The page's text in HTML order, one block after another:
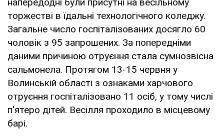
торжестві в їдальні технологічного коледжу.
Загальне число госпіталізованих досягло 60
чоловік з 95 запрошених. За попередніми
даними причиною отруєння стала сумнозвісна
сальмонела. Протягом 13-15 червня у
Волинській області з ознаками харчового
отруєння госпіталізовано 11 осіб, у тому числі
п'ятеро дітей. Весілля проходило в місцевому
барі.